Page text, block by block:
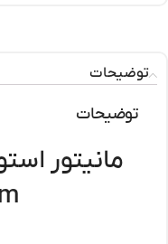
توضیحات
توضیحات
مانیتور